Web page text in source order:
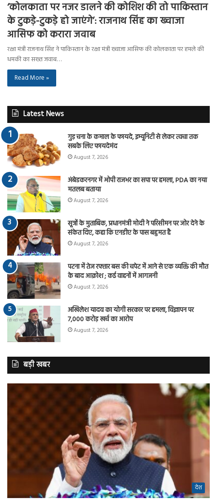
‘कोलकाता पर नजर डालने की कोशिश की तो पाकिस्तान
के टुकड़े-टुकड़े हो जाएंगे’: राजनाथ सिंह का ख्वाजा
आसिफ को करारा जवाब
रक्षा मंत्री राजनाथ सिंह ने पाकिस्तान के रक्षा मंत्री ख्वाजा आसिफ की कोलकाता पर हमले की
धमकी का सख्त जवाब…
Read More »
Latest News
गुड़ चना के कमाल के फायदे, इम्यूनिटी से लेकर त्वचा तक
सबके लिए फायदेमंद
August 7, 2026
अंबेडकरनगर में ओपी राजभर का सपा पर हमला, PDA का नया
मतलब बताया
August 7, 2026
सूत्रों के मुताबिक, प्रधानमंत्री मोदी ने परिसीमन पर जोर देने के
संकेत दिए, कहा कि एनडीए के पास बहुमत है
August 7, 2026
पटना में तेज रफ्तार बस की चपेट में आने से एक व्यक्ति की मौत
के बाद आक्रोश ; कई वाहनों में आगजनी
August 7, 2026
अखिलेश यादव का योगी सरकार पर हमला, विज्ञापन पर
7,000 करोड़ खर्च का आरोप
August 7, 2026
बड़ी खबर
देश